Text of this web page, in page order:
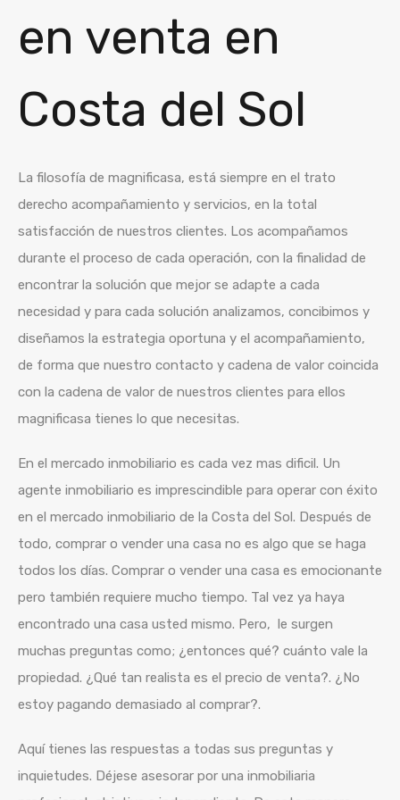
en venta en
Costa del Sol
La filosofía de magnificasa, está siempre en el trato
derecho acompañamiento y servicios, en la total
satisfacción de nuestros clientes. Los acompañamos
durante el proceso de cada operación, con la finalidad de
encontrar la solución que mejor se adapte a cada
necesidad y para cada solución analizamos, concibimos y
diseñamos la estrategia oportuna y el acompañamiento,
de forma que nuestro contacto y cadena de valor coincida
con la cadena de valor de nuestros clientes para ellos
magnificasa tienes lo que necesitas.
En el mercado inmobiliario es cada vez mas dificil. Un
agente inmobiliario es imprescindible para operar con éxito
en el mercado inmobiliario de la Costa del Sol. Después de
todo, comprar o vender una casa no es algo que se haga
todos los días. Comprar o vender una casa es emocionante
pero también requiere mucho tiempo. Tal vez ya haya
encontrado una casa usted mismo. Pero, le surgen
muchas preguntas como; ¿entonces qué? cuánto vale la
propiedad. ¿Qué tan realista es el precio de venta?. ¿No
estoy pagando demasiado al comprar?.
Aquí tienes las respuestas a todas sus preguntas y
inquietudes. Déjese asesorar por una inmobiliaria